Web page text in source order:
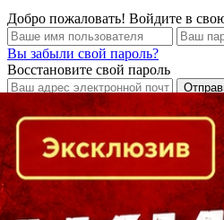
Добро пожаловать! Войдите в
Вы забыли свой пароль?
Восстановите свой пароль
Кто есть кто в Байкальском